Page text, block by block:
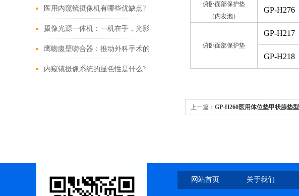
何改变现有医疗设备格局？
医用内窥镜摄像机有哪些优缺点?
摄像光源一体机：一机在手，光影
我有！
鹰吻腹壁吻合器：推动外科手术的
技术创新
内窥镜摄像系统的显色性是什么?
俯卧面部保护垫
（内发泡）
GP-H276
俯卧面部保护垫
GP-H217
GP-H218
上一篇： GP-H260医用体位垫甲状腺垫
网站首页 关于我们